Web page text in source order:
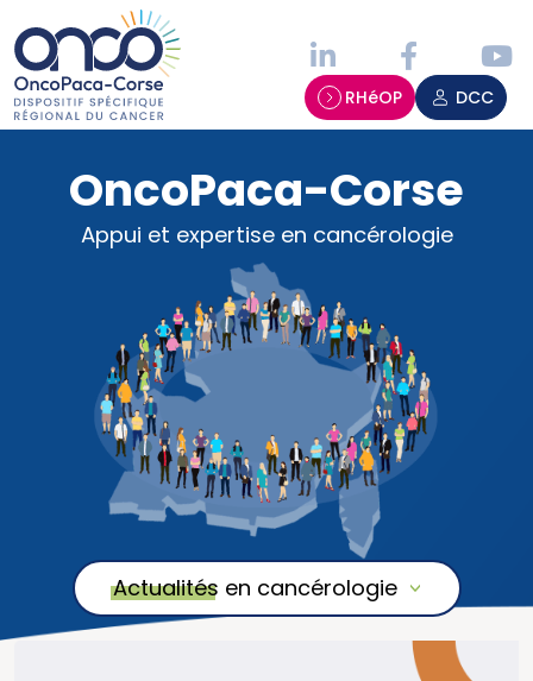
RHéOP DCC
OncoPaca-Corse
Appui et expertise en cancérologie
Actualités en cancérologie
Panneau de gestion des cookies